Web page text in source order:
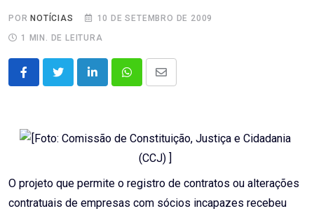
POR NOTÍCIAS
10 DE SETEMBRO DE 2009
1 MIN. DE LEITURA
LinkedInWhatsappShare
O projeto que permite o registro de contratos ou alterações
contratuais de empresas com sócios incapazes recebeu